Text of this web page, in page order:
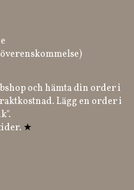
och hämta din order i
Lägg en order i
★